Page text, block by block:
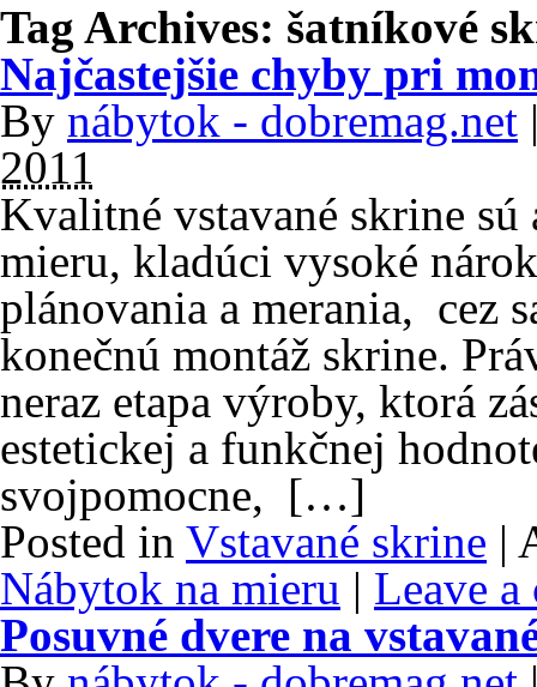
Tag Archives: šatníkové
Najčastejšie chyby pri
By nábytok - dobremag.net
2011
Kvalitné vstavané skrine
mieru, kladúci vysoké
plánovania a merania, cez
konečnú montáž skrine.
neraz etapa výroby, ktorá
estetickej a funkčnej
svojpomocne, […]
Posted in Vstavané skrine |
Nábytok na mieru | Leave a
Posuvné dvere na